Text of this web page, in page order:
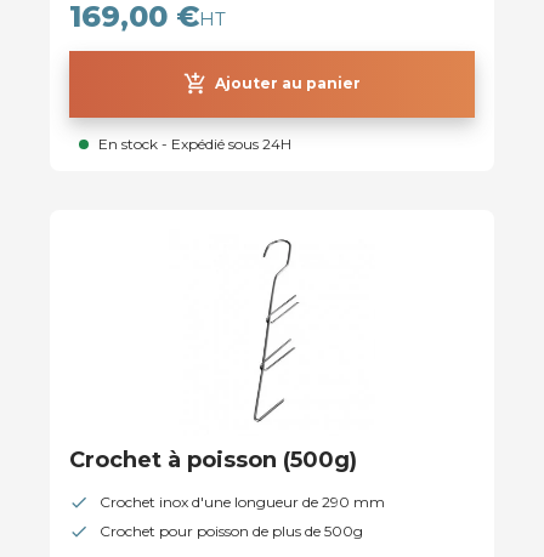
169,00 €HT
add_shopping_cart Ajouter au panier
En stock - Expédié sous 24H
Crochet à poisson (500g)
Crochet inox d'une longueur de 290 mm
Crochet pour poisson de plus de 500g